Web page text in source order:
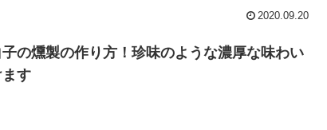
2020.09.20
の燻製の作り方！珍味のような濃厚な味わい
す